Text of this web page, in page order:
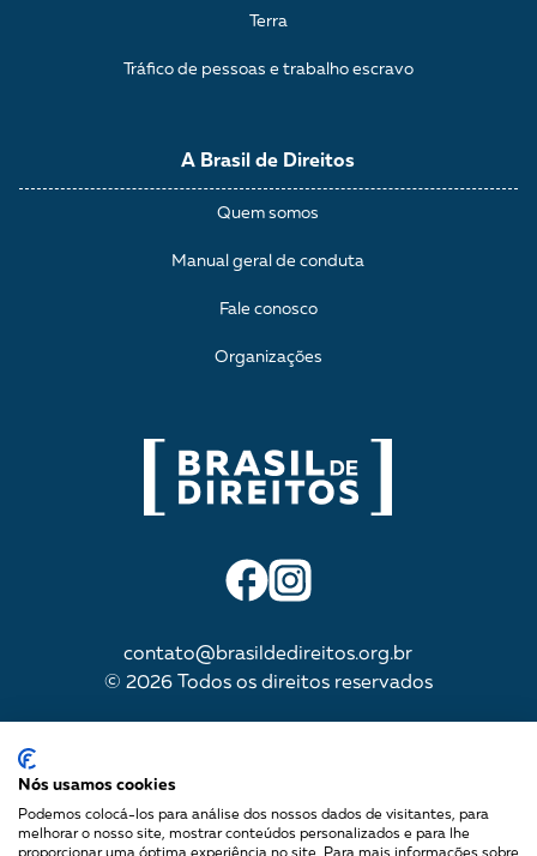
contato@brasildedireitos.org.br
© 2026 Todos os direitos reservados
A Brasil de Direitos
Quem somos
Manual geral de conduta
Fale conosco
Organizações
Terra
Tráfico de pessoas e trabalho escravo
Nós usamos cookies
Podemos colocá-los para análise dos nossos dados de visitantes, para
melhorar o nosso site, mostrar conteúdos personalizados e para lhe